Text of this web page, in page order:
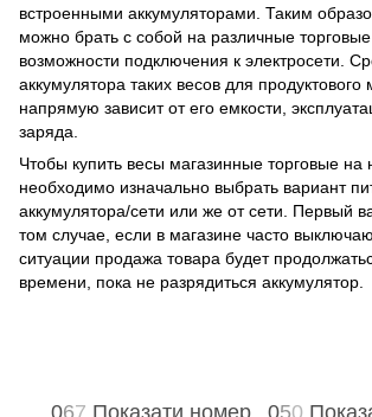
встроенными аккумуляторами. Таким
можно брать с собой на различные торговые
возможности подключения к электросети.
аккумулятора таких весов для продуктового
напрямую зависит от его емкости,
заряда.
Чтобы купить весы магазинные торговые на
необходимо изначально выбрать вариант
аккумулятора/сети или же от сети. Первый
том случае, если в магазине часто
ситуации продажа товара будет
времени, пока не разрядиться аккумулятор.
067 Показати номер 050